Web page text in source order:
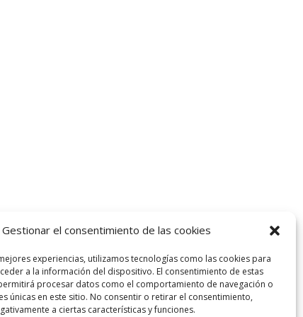
Gestionar el consentimiento de las cookies
experiencias, utilizamos tecnologías como las cookies para
a la información del dispositivo. El consentimiento de estas
procesar datos como el comportamiento de navegación o
únicas en este sitio. No consentir o retirar el consentimiento,
a ciertas características y funciones.